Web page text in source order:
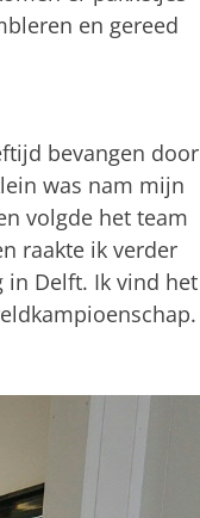
en gereed
bevangen door
was nam mijn
volgde het team
raakte ik verder
in Delft. Ik vind het